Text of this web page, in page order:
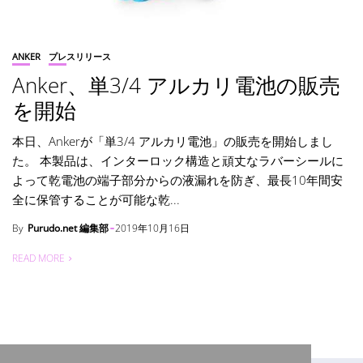
ANKER プレスリリース
Anker、単3/4 アルカリ電池の販売
を開始
本日、Ankerが「単3/4 アルカリ電池」の販売を開始しまし
た。 本製品は、インターロック構造と頑丈なラバーシールに
よって乾電池の端子部分からの液漏れを防ぎ、最長10年間安
全に保管することが可能な乾...
By Purudo.net 編集部 2019年10月16日
READ MORE